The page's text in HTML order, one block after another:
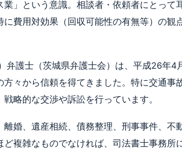
」という意識。相談者・依頼者にとっ
費用対効果（回収可能性の有無等）の
弁護士（茨城県弁護士会）は、平成26年
々から信頼を得てきました。特に交通
略的な交渉や訴訟を行っています。
婚、遺産相続、債務整理、刑事事件、
複雑なものでなければ、司法書士事務